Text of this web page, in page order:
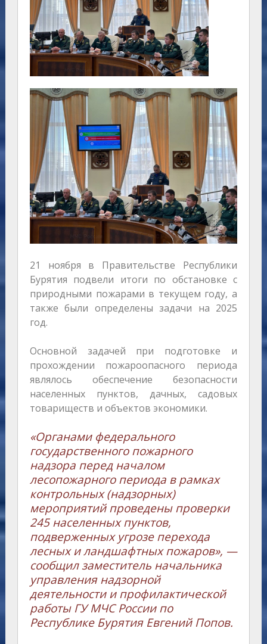
21 ноября в Правительстве Республики
Бурятия подвели итоги по обстановке с
природными пожарами в текущем году, а
также были определены задачи на 2025
год.
Основной задачей при подготовке и
прохождении пожароопасного периода
являлось обеспечение безопасности
населенных пунктов, дачных, садовых
товариществ и объектов экономики.
«Органами федерального
государственного пожарного
надзора перед началом
лесопожарного периода в рамках
контрольных (надзорных)
мероприятий проведены проверки
245 населенных пунктов,
подверженных угрозе перехода
лесных и ландшафтных пожаров», —
сообщил заместитель начальника
управления надзорной
деятельности и профилактической
работы ГУ МЧС России по
Республике Бурятия Евгений Попов.